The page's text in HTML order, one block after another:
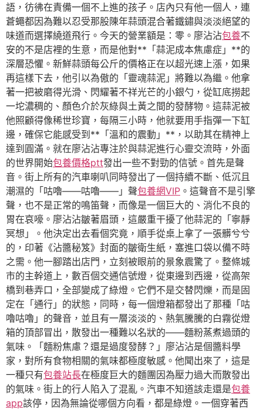
語，彷彿在責備一個不上進的孩子。店內只有他一個人，連
蒼蠅都因為難以忍受那股陳年蒜頭混合著鐵鏽與淡淡絕望的
味道而選擇繞道飛行。今天的營業額是：零。廖沾沾包養不
安的不是店裡的生意，而是他對**「蒜泥成本焦慮症」**的
深層恐懼。新鮮蒜頭每公斤的價格正在以超光速上漲，如果
再這樣下去，他引以為傲的「靈魂蒜泥」將難以為繼。他拿
著一把被磨得光滑、閃耀著不祥光芒的小銀勺，從缸底撈起
一坨濃稠的、顏色介於灰綠與土黃之間的發酵物。這蒜泥被
他照顧得像稀世珍寶，每隔三小時，他就要用手指彈一下缸
邊，確保它能感受到**「溫和的震動」**，以助其在精神上
達到圓滿。就在廖沾沾專注於與蒜泥進行心靈交流時，外面
的世界開始包養價格ptt發出一些不對勁的信號。首先是聲
音。街上所有的汽車喇叭同時發出了一個持續不斷、低沉且
潮濕的「咕嚕——咕嚕——」聲包養網VIP 。這聲音不是引擎
聲，也不是正常的鳴笛聲，而像是一個巨大的、消化不良的
胃在哀嚎。廖沾沾皺著眉頭，這嚴重干擾了他蒜泥的「寧靜
冥想」。他決定出去看個究竟，順手從桌上拿了一張髒兮兮
的，印著《沾醬秘笈》封面的皺衛生紙，塞進口袋以備不時
之需。他一腳踏出店門，立刻被眼前的景象震驚了。整條城
市的主幹道上，數百個交通信號燈，從東邊到西邊，從高架
橋到巷弄口，全部變成了綠燈。它們不是交替閃爍，而是固
定在「通行」的狀態，同時，每一個燈箱都發出了那種「咕
嚕咕嚕」的聲音，並且有一層淡淡的、熱氣騰騰的白霧從燈
箱的頂部冒出，散發出一種難以名狀的——麵粉蒸煮過頭的
氣味。「麵粉焦慮？還是過度發酵？」廖沾沾是個醬料學
家，對所有食物相關的氣味都極度敏感。他聞出來了，這是
一種只有包養站長在極度巨大的麵團因為壓力過大而散發出
的氣味。街上的行人陷入了混亂。汽車不知道該走還是包養
app該停，因為無論從哪個方向看，都是綠燈。一個穿著西